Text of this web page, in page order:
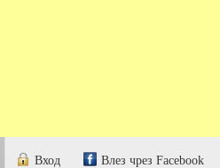
Вход Влез чрез Facebook